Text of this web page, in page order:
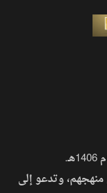
منهجهم، وتدعو إلى